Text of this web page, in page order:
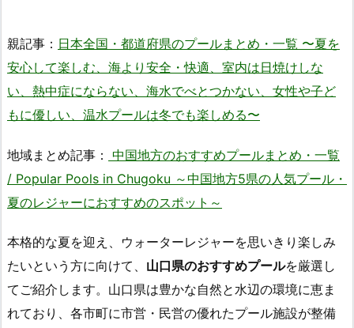
親記事： 日本全国・都道府県のプールまとめ・一覧 〜夏を
安心して楽しむ、海より安全・快適、室内は日焼けしな
い、熱中症にならない、海水でべとつかない、女性や子ど
もに優しい、温水プールは冬でも楽しめる〜
地域まとめ記事： 中国地方のおすすめプールまとめ・一覧
/ Popular Pools in Chugoku ～中国地方5県の人気プール・
夏のレジャーにおすすめのスポット～
本格的な夏を迎え、ウォーターレジャーを思いきり楽しみ
たいという方に向けて、 山口県のおすすめプールを厳選し
てご紹介します。山口県は豊かな自然と水辺の環境に恵ま
れており、各市町に市営・民営の優れたプール施設が整備